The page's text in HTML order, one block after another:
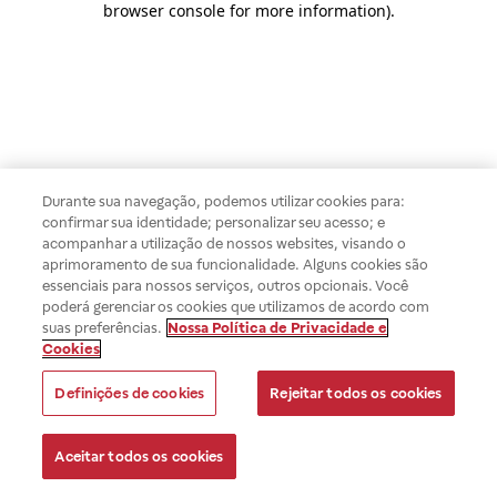
browser console for more information).
Durante sua navegação, podemos utilizar cookies para:
confirmar sua identidade; personalizar seu acesso; e
acompanhar a utilização de nossos websites, visando o
aprimoramento de sua funcionalidade. Alguns cookies são
essenciais para nossos serviços, outros opcionais. Você
poderá gerenciar os cookies que utilizamos de acordo com
suas preferências. Nossa Política de Privacidade e
Cookies
Definições de cookies Rejeitar todos os cookies
Aceitar todos os cookies